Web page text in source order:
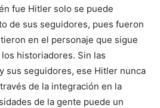
fue Hitler solo se puede
de sus seguidores, pues fueron
en el personaje que sigue
historiadores. Sin las
sus seguidores, ese Hitler nunca
de la integración en la
de la gente puede un